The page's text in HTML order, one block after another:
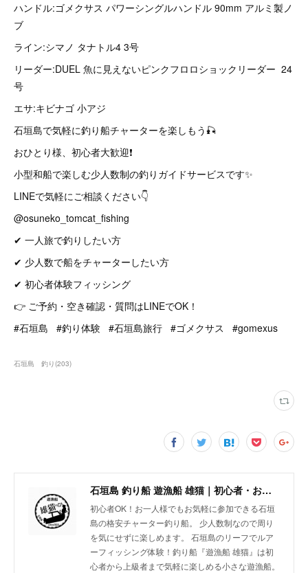
ハンドル:ゴメクサス パワーシングルハンドル 90mm アルミ製ノ
ブ
ライン:シマノ タナトル4 3号
リーダー:DUEL 魚に見えないピンクフロロショックリーダー 24
号
エサ:キビナゴ 小アジ
石垣島で気軽に釣り船チャーターを楽しもう🎣
おひとり様、初心者大歓迎❗
小型和船で楽しむ少人数制の釣りガイドサービスです✨
LINEで気軽にご相談ください👇
@osuneko_tomcat_fishing
✔ 一人旅で釣りしたい方
✔ 少人数で船をチャーターしたい方
✔ 初心者体験フィッシング
👉 ご予約・空き確認・質問はLINEでOK！
#石垣島 #釣り体験 #石垣島旅行 #ゴメクサス #gomexus
石垣島 釣り(203)
石垣島 釣り船 遊漁船 雄猫｜初心者・お一人様歓迎の少人数制チャーターボート
初心者OK！お一人様でもお気軽に参加できる石垣
島の格安チャーター釣り船。 少人数制なので周り
を気にせずに楽しめます。 石垣島のリーフでルア
ーフィッシング体験！釣り船『遊漁船 雄猫』は初
心者から上級者まで気軽に楽しめる小さな遊漁船。